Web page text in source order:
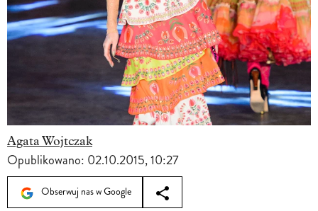
Agata Wojtczak
Opublikowano: 02.10.2015, 10:27
Obserwuj nas w Google